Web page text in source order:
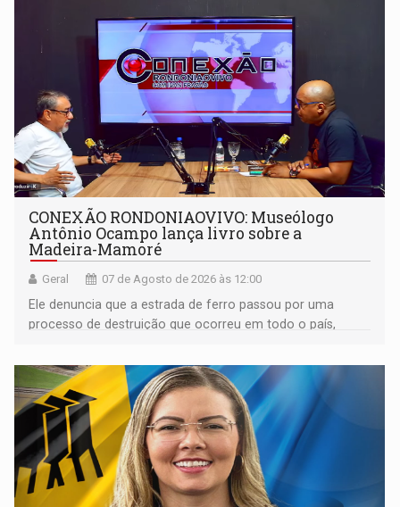
CONEXÃO RONDONIAOVIVO: Museólogo
Antônio Ocampo lança livro sobre a
Madeira-Mamoré
Geral 07 de Agosto de 2026 às 12:00
Ele denuncia que a estrada de ferro passou por uma
processo de destruição que ocorreu em todo o país,